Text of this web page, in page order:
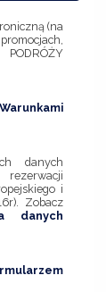
(na
danych
i
Zobacz
danych